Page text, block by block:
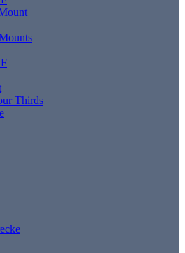
Thirds